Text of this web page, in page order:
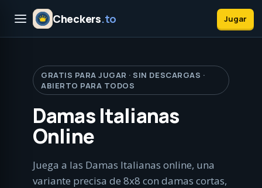
Checkers.to Jugar
GRATIS PARA JUGAR · SIN DESCARGAS ·
ABIERTO PARA TODOS
Damas Italianas
Online
Juega a las Damas Italianas online, una
variante precisa de 8x8 con damas cortas,